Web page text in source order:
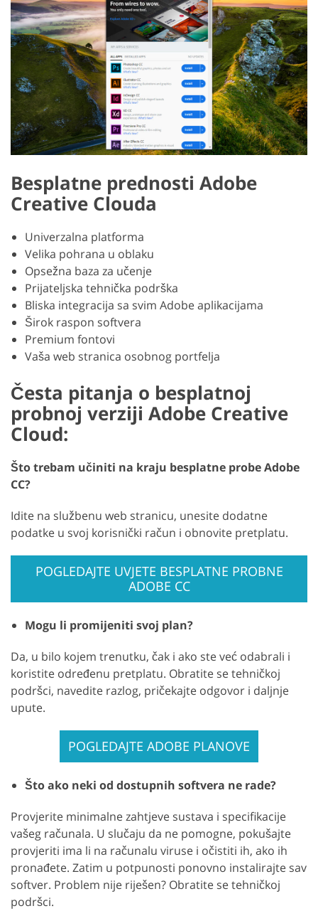
Besplatne prednosti Adobe
Creative Clouda
Univerzalna platforma
Velika pohrana u oblaku
Opsežna baza za učenje
Prijateljska tehnička podrška
Bliska integracija sa svim Adobe aplikacijama
Širok raspon softvera
Premium fontovi
Vaša web stranica osobnog portfelja
Česta pitanja o besplatnoj
probnoj verziji Adobe Creative
Cloud:
Što trebam učiniti na kraju besplatne probe Adobe
CC?
Idite na službenu web stranicu, unesite dodatne
podatke u svoj korisnički račun i obnovite pretplatu.
POGLEDAJTE UVJETE BESPLATNE PROBNE
ADOBE CC
Mogu li promijeniti svoj plan?
Da, u bilo kojem trenutku, čak i ako ste već odabrali i
koristite određenu pretplatu. Obratite se tehničkoj
podršci, navedite razlog, pričekajte odgovor i daljnje
upute.
POGLEDAJTE ADOBE PLANOVE
Što ako neki od dostupnih softvera ne rade?
Provjerite minimalne zahtjeve sustava i specifikacije
vašeg računala. U slučaju da ne pomogne, pokušajte
provjeriti ima li na računalu viruse i očistiti ih, ako ih
pronađete. Zatim u potpunosti ponovno instalirajte sav
softver. Problem nije riješen? Obratite se tehničkoj
podršci.